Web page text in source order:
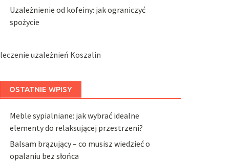
Uzależnienie od kofeiny: jak ograniczyć
spożycie
leczenie uzależnień Koszalin
OSTATNIE WPISY
Meble sypialniane: jak wybrać idealne
elementy do relaksującej przestrzeni?
Balsam brązujący – co musisz wiedzieć o
opalaniu bez słońca